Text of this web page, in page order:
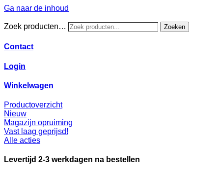
Ga naar de inhoud
Zoek producten… Zoeken
Contact
Login
Winkelwagen
Productoverzicht
Nieuw
Magazijn opruiming
Vast laag geprijsd!
Alle acties
Levertijd 2-3 werkdagen na bestellen